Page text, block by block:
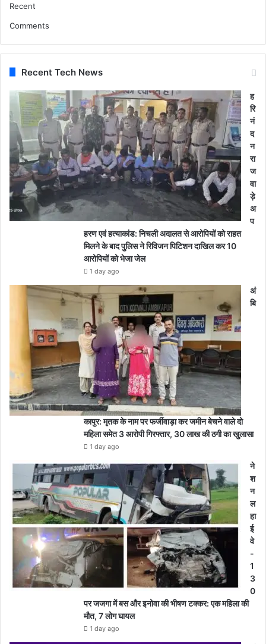
Recent
Comments
Recent Tech News
ह
रि
नं
द
न
रा
ज
वा
ड़े
अ
प
हरण एवं हत्याकांड: निचली अदालत से आरोपियों को राहत
मिलने के बाद पुलिस ने रिविजन पिटिशन दाखिल कर 10
आरोपियों को भेजा जेल
1 day ago
अं
बि
कापुर: मृतक के नाम पर फर्जीवाड़ा कर जमीन बेचने वाले दो
महिला समेत 3 आरोपी गिरफ्तार, 30 लाख की ठगी का खुलासा
1 day ago
ने
श
न
ल
हा
ई
वे
-
1
3
0
पर जजगा में बस और इनोवा की भीषण टक्कर: एक महिला की
मौत, 7 लोग घायल
1 day ago